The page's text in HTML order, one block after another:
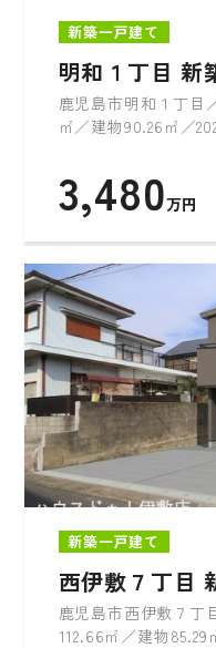
新築一戸建て
明和１丁目 新
鹿児島市明和１丁目
㎡／建物90.26㎡／
3,480万円
新築一戸建て
西伊敷７丁目
鹿児島市西伊敷７丁
112.66㎡／建物85.29